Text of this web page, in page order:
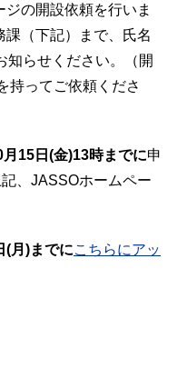
の開設依頼を行いま
課（下記）まで、氏名
知らせください。（開
持ってご依頼くださ
月15日(金)13時までに申
、JASSOホームペー
(月)までにこちらにアッ